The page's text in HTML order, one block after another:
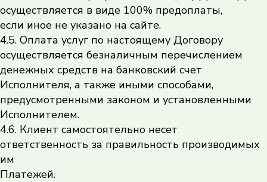
осуществляется в виде 100% предоплаты,
если иное не указано на сайте.
4.5. Оплата услуг по настоящему Договору
осуществляется безналичным перечислением
денежных средств на банковский счет
Исполнителя, а также иными способами,
предусмотренными законом и установленными
Исполнителем.
4.6. Клиент самостоятельно несет
ответственность за правильность производимых
им
Платежей.